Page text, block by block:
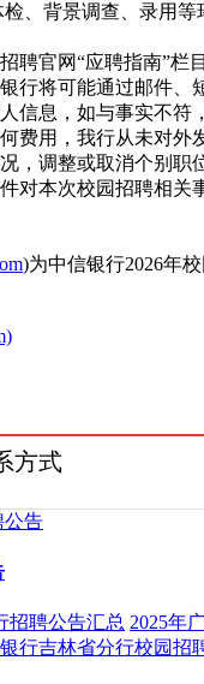
背景调查、录用等
官网“应聘指南”栏目
将可能通过邮件、
息，如与事实不符
用，我行从未对外
调整或取消个别职
本次校园招聘相关
)为中信银行2026年
方式
公告
招聘公告汇总 2025年
行吉林省分行校园招